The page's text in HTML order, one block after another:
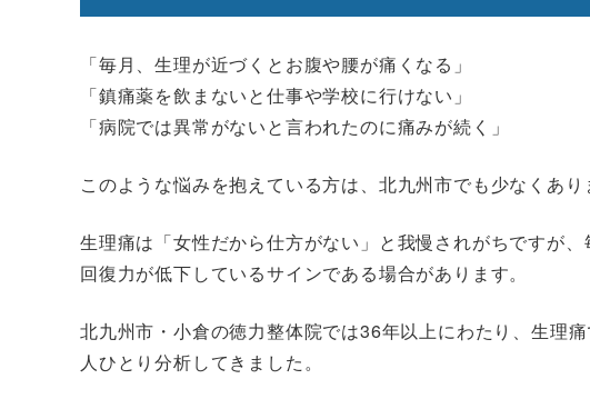
「毎月、生理が近づくとお腹や腰が痛くなる」
「鎮痛薬を飲まないと仕事や学校に行けない」
「病院では異常がないと言われたのに痛みが続く」
このような悩みを抱えている方は、北九州市でも少なくあり
生理痛は「女性だから仕方がない」と我慢されがちですが
回復力が低下しているサインである場合があります。
北九州市・小倉の徳力整体院では36年以上にわたり、生理
人ひとり分析してきました。